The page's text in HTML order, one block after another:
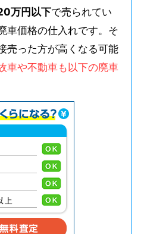
万円以下で売られてい
車価格の仕入れです。そ
売った方が高くなる可能
車や不動車も以下の廃車